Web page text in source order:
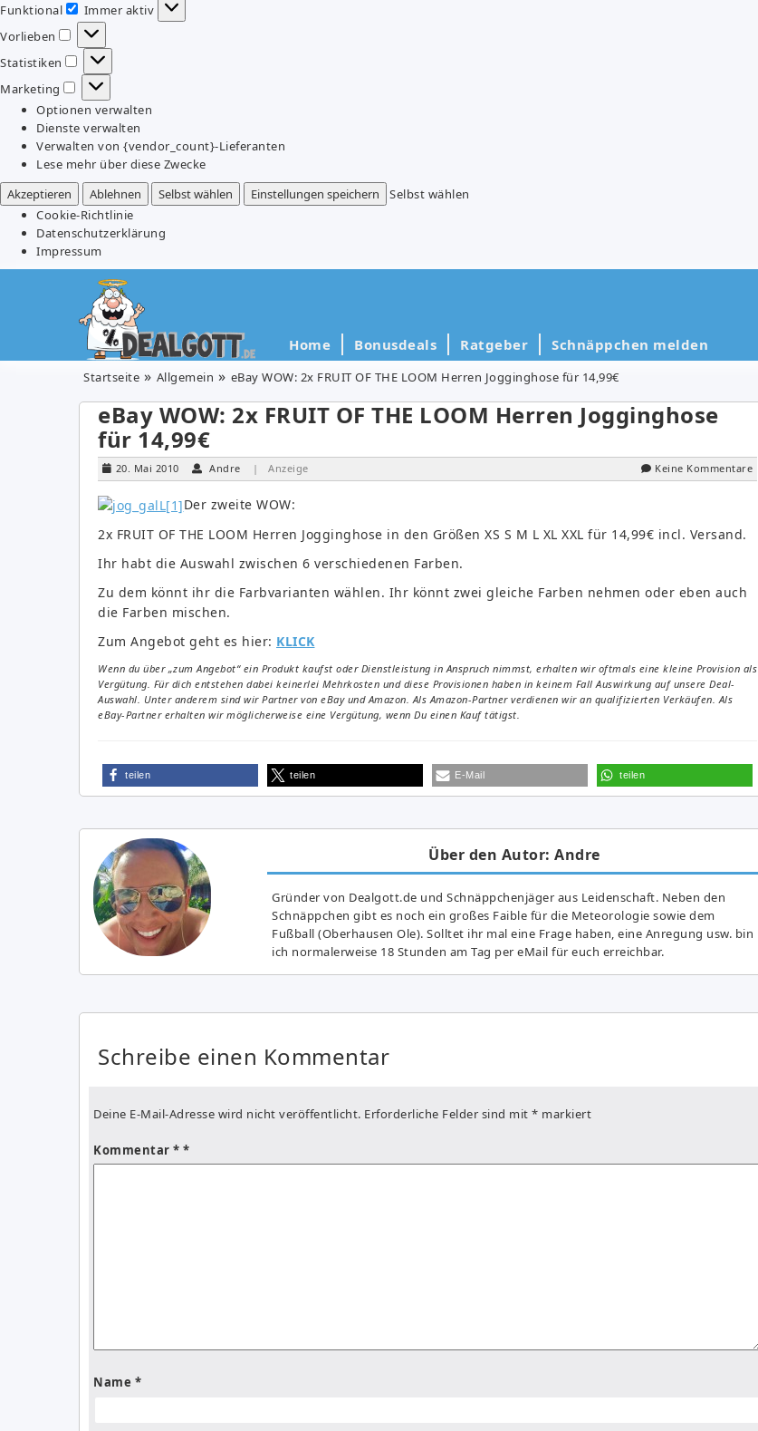
Funktional
Funktional
Immer aktiv
Vorlieben
Vorlieben
Statistiken
Statistiken
Marketing
Marketing
Optionen verwalten
Dienste verwalten
Verwalten von {vendor_count}-Lieferanten
Lese mehr über diese Zwecke
Akzeptieren
Ablehnen Selbst wählen Einstellungen speichern
Selbst wählen
Cookie-Richtlinie
Datenschutzerklärung
Impressum
Home Bonusdeals Ratgeber Schnäppchen melden
Startseite Allgemein eBay WOW: 2x FRUIT OF THE LOOM Herren Jogginghose für 14,99€
eBay WOW: 2x FRUIT OF THE LOOM Herren Jogginghose
für 14,99€
20. Mai 2010 Andre | Anzeige Keine Kommentare
Der zweite WOW:
2x FRUIT OF THE LOOM Herren Jogginghose in den Größen XS S M L XL XXL für 14,99€ incl. Versand.
Ihr habt die Auswahl zwischen 6 verschiedenen Farben.
Zu dem könnt ihr die Farbvarianten wählen. Ihr könnt zwei gleiche Farben nehmen oder eben auch
die Farben mischen.
Zum Angebot geht es hier: KLICK
Wenn du über „zum Angebot“ ein Produkt kaufst oder Dienstleistung in Anspruch nimmst, erhalten wir oftmals eine kleine Provision als
Vergütung. Für dich entstehen dabei keinerlei Mehrkosten und diese Provisionen haben in keinem Fall Auswirkung auf unsere Deal-
Auswahl. Unter anderem sind wir Partner von eBay und Amazon. Als Amazon-Partner verdienen wir an qualifizierten Verkäufen. Als
eBay-Partner erhalten wir möglicherweise eine Vergütung, wenn Du einen Kauf tätigst.
teilen teilen E-Mail teilen
Über den Autor: Andre
Gründer von Dealgott.de und Schnäppchenjäger aus Leidenschaft. Neben den
Schnäppchen gibt es noch ein großes Fai­ble für die Meteorologie sowie dem
Fußball (Oberhausen Ole). Solltet ihr mal eine Frage haben, eine Anregung usw. bin
ich normalerweise 18 Stunden am Tag per eMail für euch erreichbar.
Schreibe einen Kommentar
Deine E-Mail-Adresse wird nicht veröffentlicht. Erforderliche Felder sind mit * markiert
Kommentar *
Name *